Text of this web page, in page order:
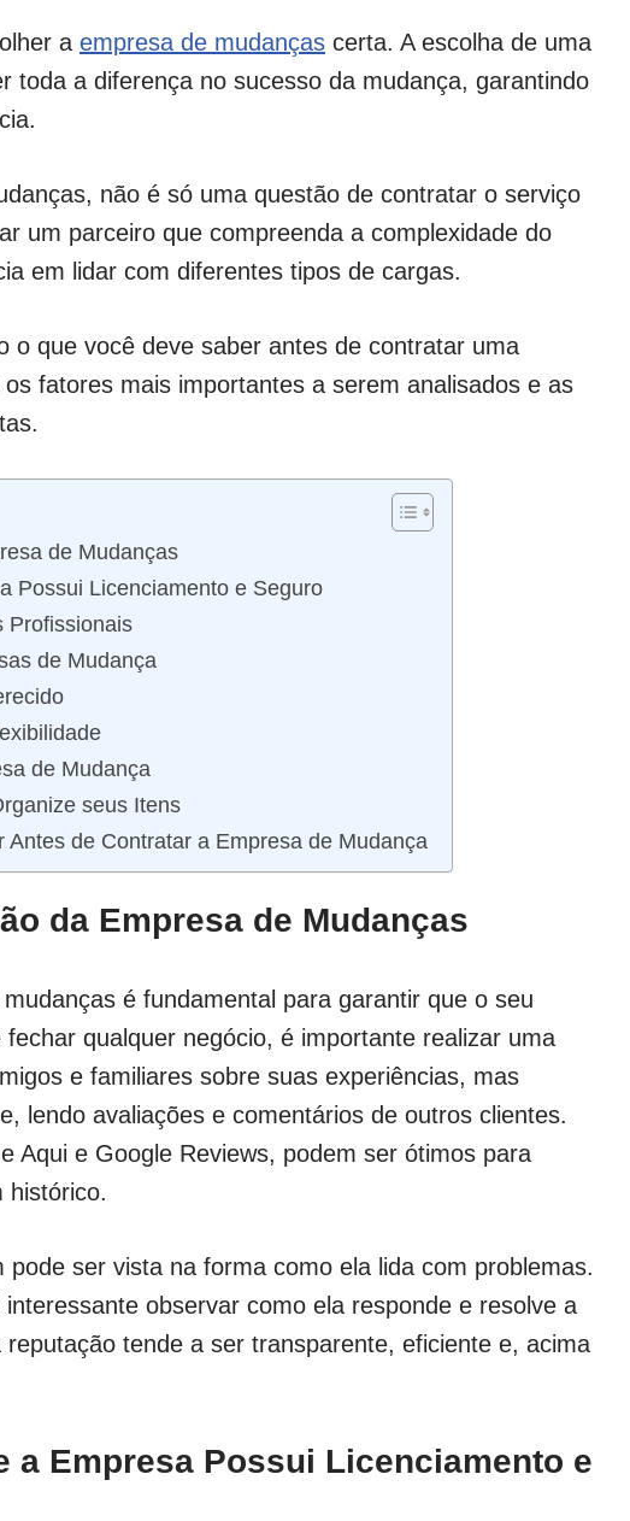
a empresa de mudanças certa. A escolha de uma
toda a diferença no sucesso da mudança, garantindo
não é só uma questão de contratar o serviço
um parceiro que compreenda a complexidade do
em lidar com diferentes tipos de cargas.
o que você deve saber antes de contratar uma
fatores mais importantes a serem analisados e as
de Mudanças
Possui Licenciamento e Seguro
Profissionais
de Mudança
de Mudança
seus Itens
de Contratar a Empresa de Mudança
da Empresa de Mudanças
é fundamental para garantir que o seu
qualquer negócio, é importante realizar uma
e familiares sobre suas experiências, mas
lendo avaliações e comentários de outros clientes.
Aqui e Google Reviews, podem ser ótimos para
histórico.
ser vista na forma como ela lida com problemas.
observar como ela responde e resolve a
tende a ser transparente, eficiente e, acima
a Empresa Possui Licenciamento e